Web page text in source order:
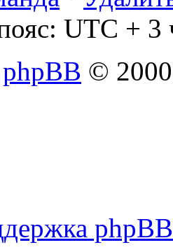
UTC + 3
phpBB ©
phpBB